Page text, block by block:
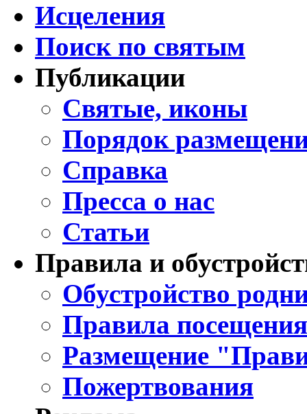
Исцеления
Поиск по святым
Публикации
Святые, иконы
Порядок
Справка
Пресса о нас
Статьи
Правила и
Обустройство
Правила
Размещение
Пожертвования